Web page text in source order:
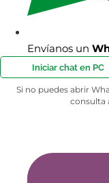
Envíanos un
Iniciar chat en PC
Si no puedes abrir
consulta